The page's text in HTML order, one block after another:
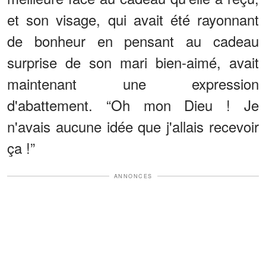
et son visage, qui avait été rayonnant
de bonheur en pensant au cadeau
surprise de son mari bien-aimé, avait
maintenant une expression
d'abattement. “Oh mon Dieu ! Je
n'avais aucune idée que j'allais recevoir
ça !”
ANNONCES